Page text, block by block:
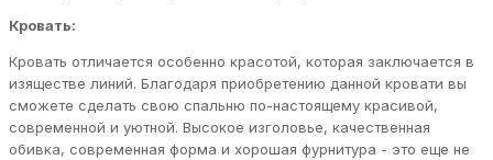
Кровать:
Кровать отличается особенно красотой, которая заключается в
изяществе линий. Благодаря приобретению данной кровати вы
сможете сделать свою спальню по-настоящему красивой,
современной и уютной. Высокое изголовье, качественная
обивка, современная форма и хорошая фурнитура - это еще не